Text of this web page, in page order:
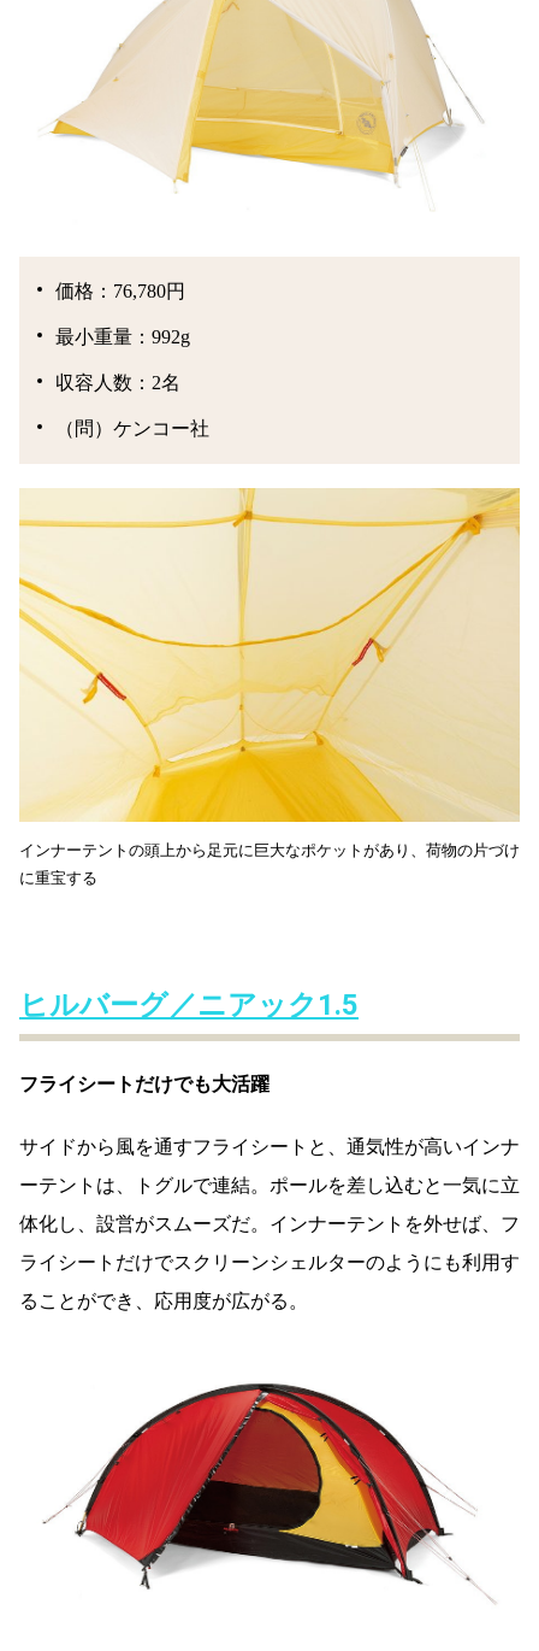
価格：76,780円
最小重量：992g
収容人数：2名
（問）ケンコー社
インナーテントの頭上から足元に巨大なポケットがあり、荷物の片づけ
に重宝する
ヒルバーグ／ニアック1.5
フライシートだけでも大活躍
サイドから風を通すフライシートと、通気性が高いインナ
ーテントは、トグルで連結。ポールを差し込むと一気に立
体化し、設営がスムーズだ。インナーテントを外せば、フ
ライシートだけでスクリーンシェルターのようにも利用す
ることができ、応用度が広がる。